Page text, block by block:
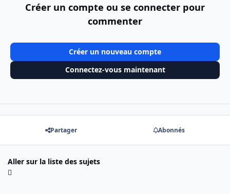
Créer un compte ou se connecter pour
commenter
Créer un nouveau compte
Connectez-vous maintenant
Partager Abonnés
Aller sur la liste des sujets